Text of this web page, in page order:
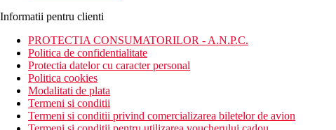
Informatii pentru clienti
PROTECTIA CONSUMATORILOR - A.N.P.C.
Politica de confidentialitate
Protectia datelor cu caracter personal
Politica cookies
Modalitati de plata
Termeni si conditii
Termeni si conditii privind comercializarea biletelor de avion